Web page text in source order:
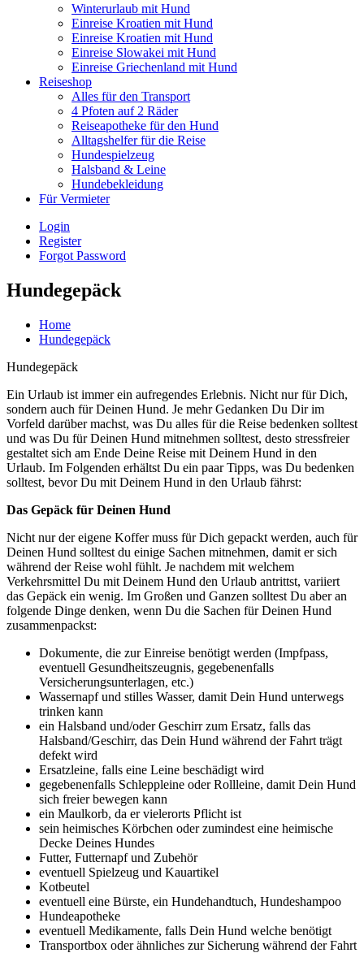
Winterurlaub mit Hund
Einreise Kroatien mit Hund
Einreise Kroatien mit Hund
Einreise Slowakei mit Hund
Einreise Griechenland mit Hund
Reiseshop
Alles für den Transport
4 Pfoten auf 2 Räder
Reiseapotheke für den Hund
Alltagshelfer für die Reise
Hundespielzeug
Halsband & Leine
Hundebekleidung
Für Vermieter
Login
Register
Forgot Password
Hundegepäck
Home
Hundegepäck
Hundegepäck
Ein Urlaub ist immer ein aufregendes Erlebnis. Nicht nur für Dich,
sondern auch für Deinen Hund. Je mehr Gedanken Du Dir im
Vorfeld darüber machst, was Du alles für die Reise bedenken solltest
und was Du für Deinen Hund mitnehmen solltest, desto stressfreier
gestaltet sich am Ende Deine Reise mit Deinem Hund in den
Urlaub. Im Folgenden erhältst Du ein paar Tipps, was Du bedenken
solltest, bevor Du mit Deinem Hund in den Urlaub fährst:
Das Gepäck für Deinen Hund
Nicht nur der eigene Koffer muss für Dich gepackt werden, auch für
Deinen Hund solltest du einige Sachen mitnehmen, damit er sich
während der Reise wohl fühlt. Je nachdem mit welchem
Verkehrsmittel Du mit Deinem Hund den Urlaub antrittst, variiert
das Gepäck ein wenig. Im Großen und Ganzen solltest Du aber an
folgende Dinge denken, wenn Du die Sachen für Deinen Hund
zusammenpackst:
Dokumente, die zur Einreise benötigt werden (Impfpass,
eventuell Gesundheitszeugnis, gegebenenfalls
Versicherungsunterlagen, etc.)
Wassernapf und stilles Wasser, damit Dein Hund unterwegs
trinken kann
ein Halsband und/oder Geschirr zum Ersatz, falls das
Halsband/Geschirr, das Dein Hund während der Fahrt trägt
defekt wird
Ersatzleine, falls eine Leine beschädigt wird
gegebenenfalls Schleppleine oder Rollleine, damit Dein Hund
sich freier bewegen kann
ein Maulkorb, da er vielerorts Pflicht ist
sein heimisches Körbchen oder zumindest eine heimische
Decke Deines Hundes
Futter, Futternapf und Zubehör
eventuell Spielzeug und Kauartikel
Kotbeutel
eventuell eine Bürste, ein Hundehandtuch, Hundeshampoo
Hundeapotheke
eventuell Medikamente, falls Dein Hund welche benötigt
Transportbox oder ähnliches zur Sicherung während der Fahrt